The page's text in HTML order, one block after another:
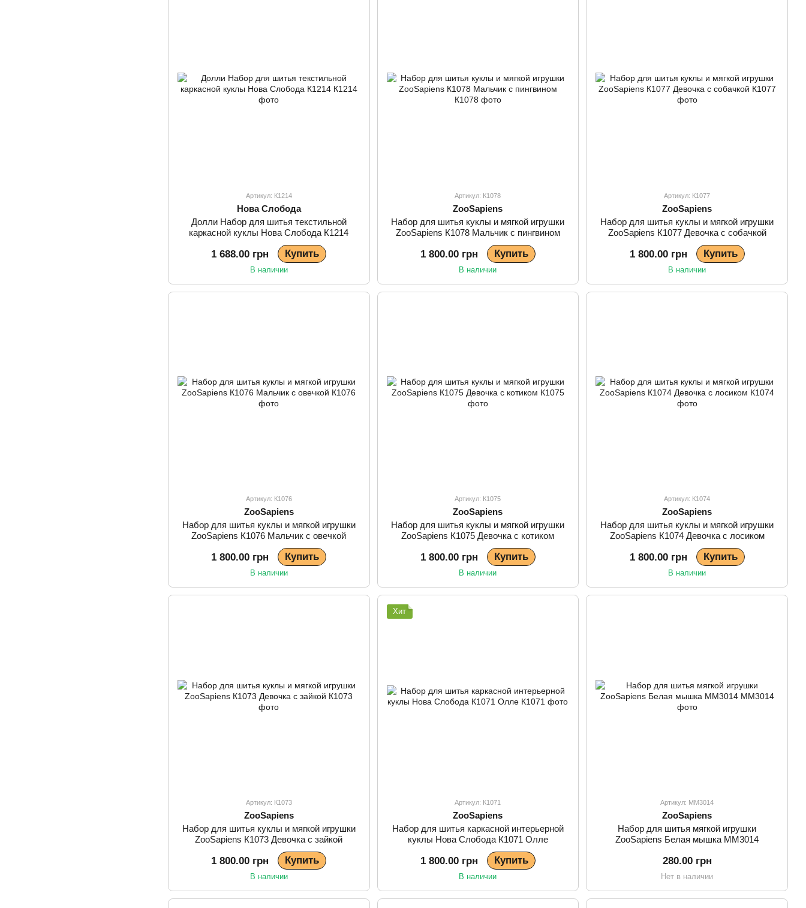
Артикул: К1214
Нова Слобода
Долли Набор для шитья текстильной
каркасной куклы Нова Слобода К1214
1 688.00 грн Купить
В наличии
Артикул: К1078
ZooSapiens
Набор для шитья куклы и мягкой игрушки
ZooSapiens К1078 Мальчик с пингвином
1 800.00 грн Купить
В наличии
Артикул: К1077
ZooSapiens
Набор для шитья куклы и мягкой игрушки
ZooSapiens К1077 Девочка с собачкой
1 800.00 грн Купить
В наличии
Артикул: К1076
ZooSapiens
Набор для шитья куклы и мягкой игрушки
ZooSapiens К1076 Мальчик с овечкой
1 800.00 грн Купить
В наличии
Артикул: К1075
ZooSapiens
Набор для шитья куклы и мягкой игрушки
ZooSapiens К1075 Девочка с котиком
1 800.00 грн Купить
В наличии
Артикул: К1074
ZooSapiens
Набор для шитья куклы и мягкой игрушки
ZooSapiens К1074 Девочка с лосиком
1 800.00 грн Купить
В наличии
Артикул: К1073
ZooSapiens
Набор для шитья куклы и мягкой игрушки
ZooSapiens К1073 Девочка с зайкой
1 800.00 грн Купить
В наличии
Хит
Артикул: К1071
ZooSapiens
Набор для шитья каркасной интерьерной
куклы Нова Слобода К1071 Олле
1 800.00 грн Купить
В наличии
Артикул: ММ3014
ZooSapiens
Набор для шитья мягкой игрушки
ZooSapiens Белая мышка ММ3014
280.00 грн
Нет в наличии